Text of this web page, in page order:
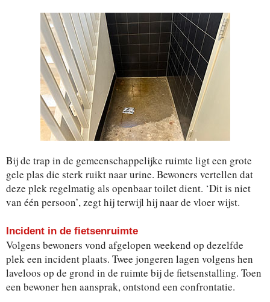
Bij de trap in de gemeenschappelijke ruimte ligt een grote
gele plas die sterk ruikt naar urine. Bewoners vertellen dat
deze plek regelmatig als openbaar toilet dient. ‘Dit is niet
van één persoon’, zegt hij terwijl hij naar de vloer wijst.
Incident in de fietsenruimte
Volgens bewoners vond afgelopen weekend op dezelfde
plek een incident plaats. Twee jongeren lagen volgens hen
laveloos op de grond in de ruimte bij de fietsenstalling. Toen
een bewoner hen aansprak, ontstond een confrontatie.